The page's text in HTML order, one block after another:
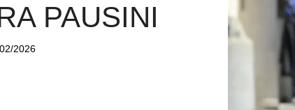
PAUSINI
2026